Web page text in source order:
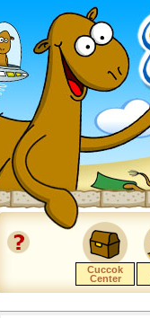
Cuccok
Center